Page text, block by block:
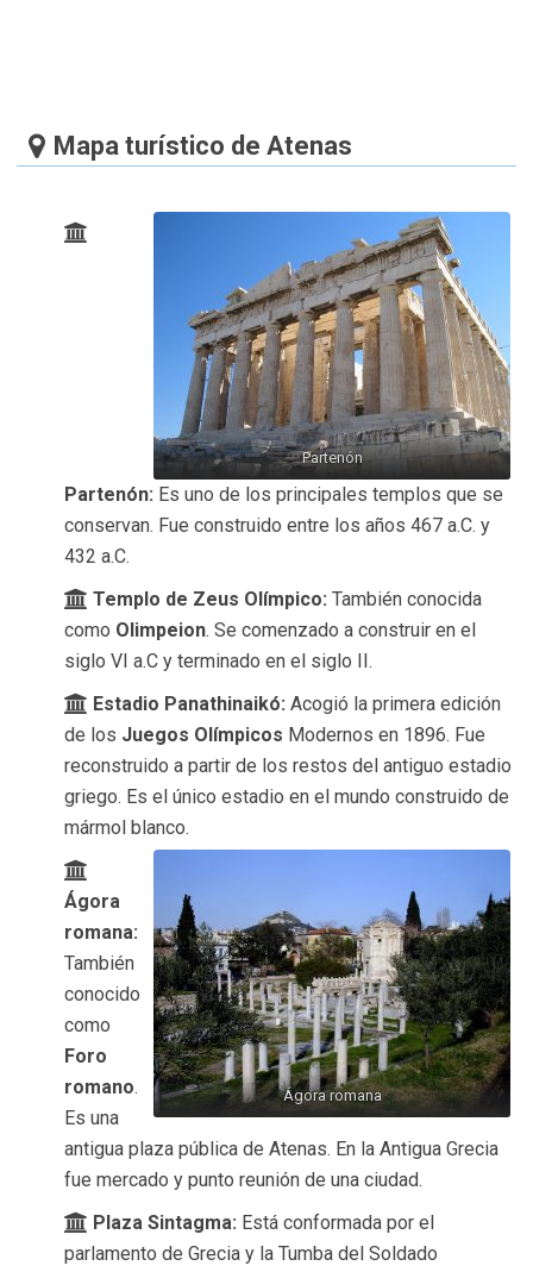
Mapa turístico de Atenas
Partenón
Partenón: Es uno de los principales templos que se
conservan. Fue construido entre los años 467 a.C. y
432 a.C.
Templo de Zeus Olímpico: También conocida
como Olimpeion. Se comenzado a construir en el
siglo VI a.C y terminado en el siglo II.
Estadio Panathinaikó: Acogió la primera edición
de los Juegos Olímpicos Modernos en 1896. Fue
reconstruido a partir de los restos del antiguo estadio
griego. Es el único estadio en el mundo construido de
mármol blanco.
Ágora romana
Ágora
romana:
También
conocido
como
Foro
romano.
Es una
antigua plaza pública de Atenas. En la Antigua Grecia
fue mercado y punto reunión de una ciudad.
Plaza Sintagma: Está conformada por el
parlamento de Grecia y la Tumba del Soldado